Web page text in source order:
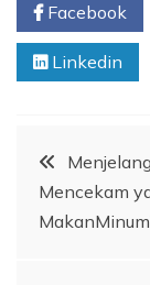
Facebook
Linkedin
Post
Mencekam